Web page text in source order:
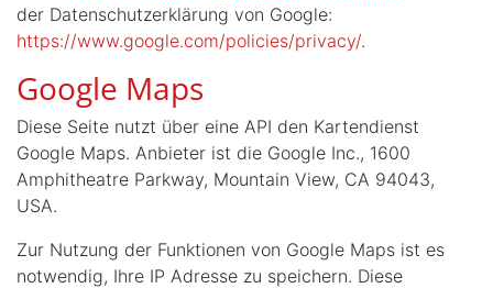
der Datenschutzerklärung von Google:
https://www.google.com/policies/privacy/.
Google Maps
Diese Seite nutzt über eine API den Kartendienst
Google Maps. Anbieter ist die Google Inc., 1600
Amphitheatre Parkway, Mountain View, CA 94043,
USA.
Zur Nutzung der Funktionen von Google Maps ist es
notwendig, Ihre IP Adresse zu speichern. Diese